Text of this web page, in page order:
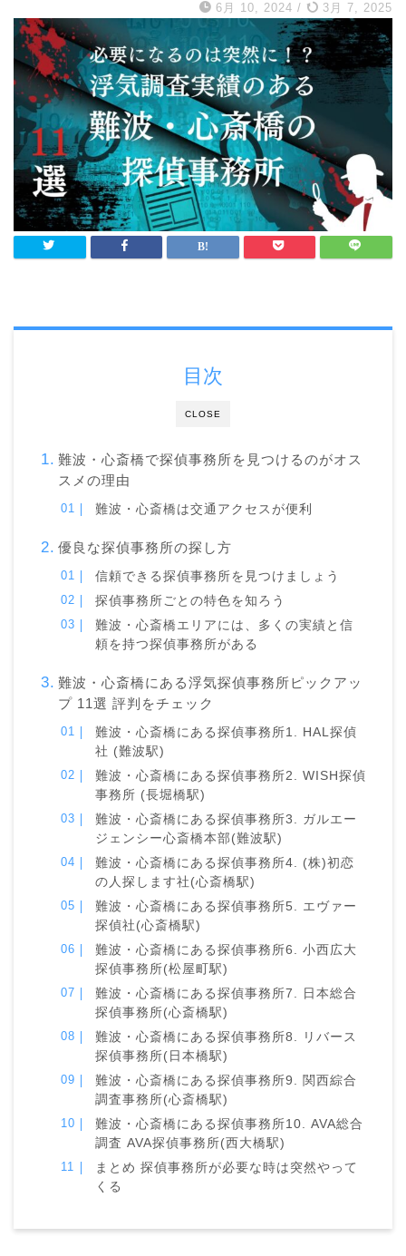
6月 10, 2024 / 3月 7, 2025
CLOSE
目次
難波・心斎橋で探偵事務所を見つけるのがオス
スメの理由
難波・心斎橋は交通アクセスが便利
優良な探偵事務所の探し方
信頼できる探偵事務所を見つけましょう
探偵事務所ごとの特色を知ろう
難波・心斎橋エリアには、多くの実績と信
頼を持つ探偵事務所がある
難波・心斎橋にある浮気探偵事務所ピックアッ
プ 11選 評判をチェック
難波・心斎橋にある探偵事務所1. HAL探偵
社 (難波駅)
難波・心斎橋にある探偵事務所2. WISH探偵
事務所 (長堀橋駅)
難波・心斎橋にある探偵事務所3. ガルエー
ジェンシー心斎橋本部(難波駅)
難波・心斎橋にある探偵事務所4. (株)初恋
の人探します社(心斎橋駅)
難波・心斎橋にある探偵事務所5. エヴァー
探偵社(心斎橋駅)
難波・心斎橋にある探偵事務所6. 小西広大
探偵事務所(松屋町駅)
難波・心斎橋にある探偵事務所7. 日本総合
探偵事務所(心斎橋駅)
難波・心斎橋にある探偵事務所8. リバース
探偵事務所(日本橋駅)
難波・心斎橋にある探偵事務所9. 関西綜合
調査事務所(心斎橋駅)
難波・心斎橋にある探偵事務所10. AVA総合
調査 AVA探偵事務所(西大橋駅)
まとめ 探偵事務所が必要な時は突然やって
くる